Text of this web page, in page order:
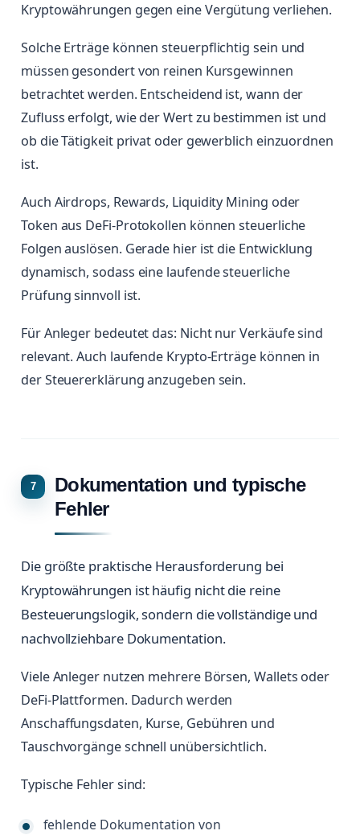
Kryptowährungen gegen eine Vergütung verliehen.
Solche Erträge können steuerpflichtig sein und
müssen gesondert von reinen Kursgewinnen
betrachtet werden. Entscheidend ist, wann der
Zufluss erfolgt, wie der Wert zu bestimmen ist und
ob die Tätigkeit privat oder gewerblich einzuordnen
ist.
Auch Airdrops, Rewards, Liquidity Mining oder
Token aus DeFi-Protokollen können steuerliche
Folgen auslösen. Gerade hier ist die Entwicklung
dynamisch, sodass eine laufende steuerliche
Prüfung sinnvoll ist.
Für Anleger bedeutet das: Nicht nur Verkäufe sind
relevant. Auch laufende Krypto-Erträge können in
der Steuererklärung anzugeben sein.
Dokumentation und typische
Fehler
Die größte praktische Herausforderung bei
Kryptowährungen ist häufig nicht die reine
Besteuerungslogik, sondern die vollständige und
nachvollziehbare Dokumentation.
Viele Anleger nutzen mehrere Börsen, Wallets oder
DeFi-Plattformen. Dadurch werden
Anschaffungsdaten, Kurse, Gebühren und
Tauschvorgänge schnell unübersichtlich.
Typische Fehler sind:
fehlende Dokumentation von